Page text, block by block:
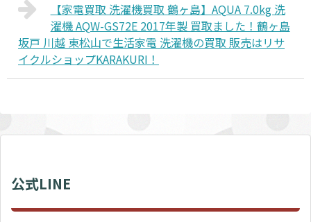
【家電買取 洗濯機買取 鶴ヶ島】AQUA 7.0kg 洗
濯機 AQW-GS72E 2017年製 買取ました！鶴ヶ島
坂戸 川越 東松山で生活家電 洗濯機の買取 販売はリサ
イクルショップKARAKURI！
公式LINE